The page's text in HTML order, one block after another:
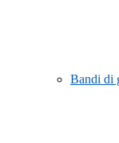
Bandi di